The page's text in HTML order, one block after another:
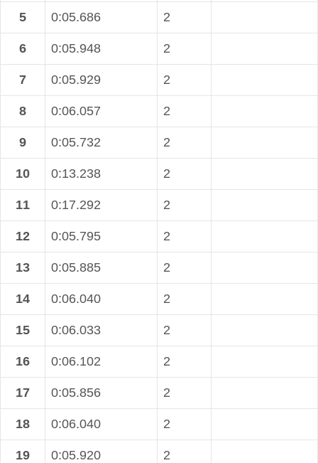
5 0:05.686 2
6 0:05.948 2
7 0:05.929 2
8 0:06.057 2
9 0:05.732 2
10 0:13.238 2
11 0:17.292 2
12 0:05.795 2
13 0:05.885 2
14 0:06.040 2
15 0:06.033 2
16 0:06.102 2
17 0:05.856 2
18 0:06.040 2
19 0:05.920 2